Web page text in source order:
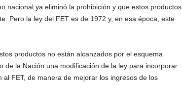
nacional ya eliminó la prohibición y que estos productos
Pero la ley del FET es de 1972 y, en esa época, este
productos no están alcanzados por el esquema
de la Nación una modificación de la ley para incorporar
FET, de manera de mejorar los ingresos de los